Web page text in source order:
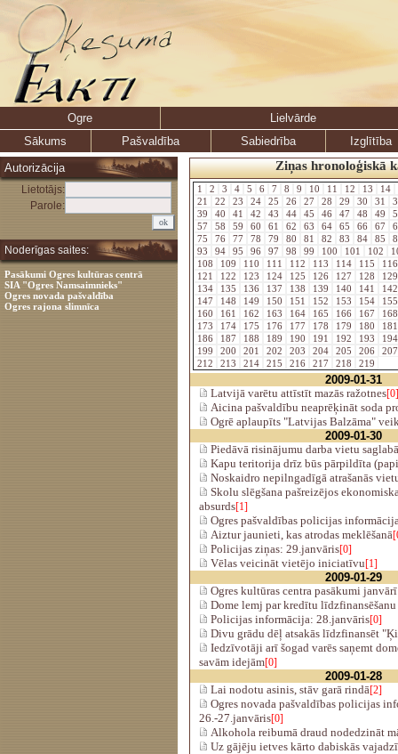
Ogre
Lielvārde
Sākums
Pašvaldība Sabiedrība
Izglītība
Autorizācija
Lietotājs:
Parole:
Noderīgas saites:
Pasākumi Ogres kultūras centrā
SIA "Ogres Namsaimnieks"
Ogres novada pašvaldība
Ogres rajona slimnīca
Ziņas hronoloģiskā
1 2 3 4 5 6 7 8 9 10 11 12 13 14
21
22 23 24 25 26 27 28 29 30 31
39
40 41 42 43 44 45 46 47 48 49
57
58 59 60 61 62 63 64 65 66 67
75
76 77 78 79 80 81 82 83 84 85
93
94 95 96 97 98 99 100 101 102
108
109 110 111 112 113 114 115
121
122 123 124 125 126 127 128
134
135 136 137 138 139 140 141
147
148 149 150 151 152 153 154
160
161 162 163 164 165 166 167
173
174 175 176 177 178 179 180
186
187 188 189 190 191 192 193
199
200 201 202 203 204 205 206
212
213 214 215 216 217 218 219
2009-01-31
Latvijā varētu attīstīt mazās ražotnes[0]
Aicina pašvaldību neaprēķināt soda
Ogrē aplaupīts "Latvijas Balzāma"
2009-01-30
Piedāvā risinājumu darba vietu
Kapu teritorija drīz būs pārpildīta
Noskaidro nepilngadīgā atrašanās
Skolu slēgšana pašreizējos
absurds[1]
Ogres pašvaldības policijas
Aiztur jaunieti, kas atrodas meklēšanā
Policijas ziņas: 29.janvāris[0]
Vēlas veicināt vietējo iniciatīvu[1]
2009-01-29
Ogres kultūras centra pasākumi
Dome lemj par kredītu
Policijas informācija: 28.janvāris[0]
Divu grādu dēļ atsakās līdzfinansēt
Iedzīvotāji arī šogad varēs saņemt
savām idejām[0]
2009-01-28
Lai nodotu asinis, stāv garā rindā[2]
Ogres novada pašvaldības policijas
26.-27.janvāris[0]
Alkohola reibumā draud nodedzināt
Uz gājēju ietves kārto dabiskās